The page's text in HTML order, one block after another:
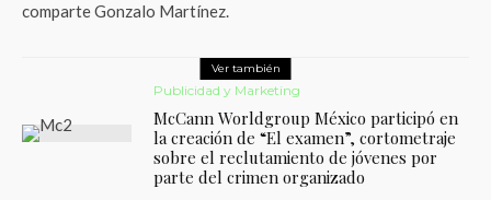
comparte Gonzalo Martínez.
Ver también
Publicidad y Marketing
McCann Worldgroup México participó en
la creación de “El examen”, cortometraje
sobre el reclutamiento de jóvenes por
parte del crimen organizado